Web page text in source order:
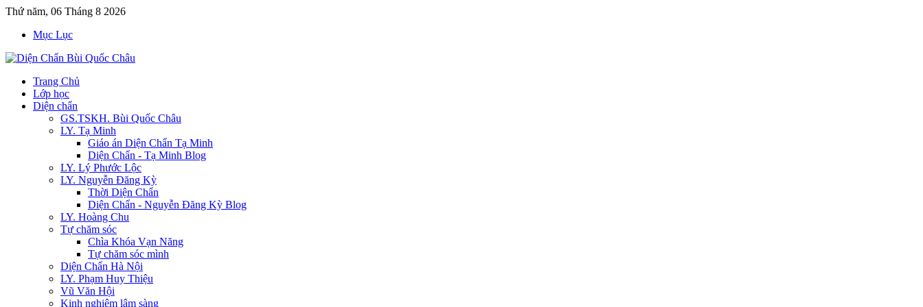
Thứ năm, 06 Tháng 8 2026
Mục Lục
Trang Chủ
Lớp học
Diện chẩn
GS.TSKH. Bùi Quốc Châu
LY. Tạ Minh
Giáo án Diện Chẩn Tạ Minh
Diện Chẩn - Tạ Minh Blog
LY. Lý Phước Lộc
LY. Nguyễn Đăng Kỳ
Thời Diện Chẩn
Diện Chẩn - Nguyễn Đăng Kỳ Blog
LY. Hoàng Chu
Tự chăm sóc
Chìa Khóa Vạn Năng
Tự chăm sóc mình
Diện Chẩn Hà Nội
LY. Phạm Huy Thiệu
Vũ Văn Hội
Kinh nghiệm lâm sàng